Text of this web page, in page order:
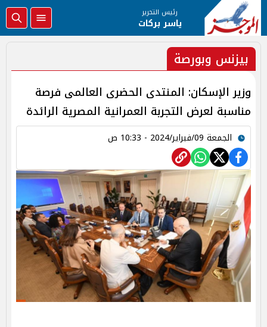
رئيس التحرير
ياسر بركات
بيزنس وبورصة
وزير الإسكان: المنتدى الحضرى العالمى فرصة
مناسبة لعرض التجربة العمرانية المصرية الرائدة
الجمعة 09/فبراير/2024 - 10:33 ص